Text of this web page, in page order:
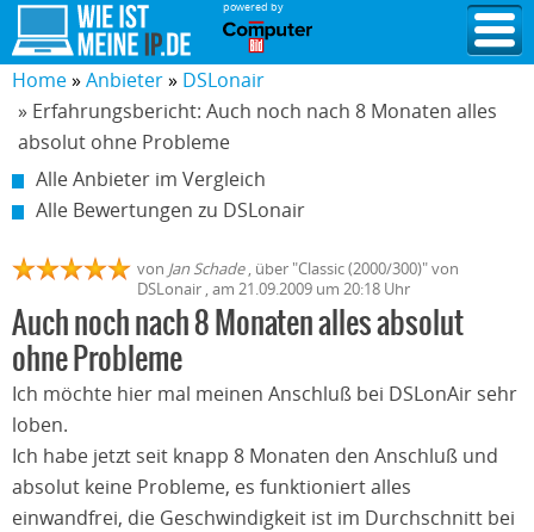
powered by
Home Anbieter
DSLonair
» Erfahrungsbericht: Auch noch nach 8 Monaten alles
absolut ohne Probleme
Alle Anbieter im Vergleich
Alle Bewertungen zu DSLonair
von Jan Schade, über "Classic (2000/300)" von
DSLonair , am 21.09.2009 um 20:18 Uhr
Auch noch nach 8 Monaten alles absolut
ohne Probleme
Ich möchte hier mal meinen Anschluß bei DSLonAir sehr
loben.
Ich habe jetzt seit knapp 8 Monaten den Anschluß und
absolut keine Probleme, es funktioniert alles
einwandfrei, die Geschwindigkeit ist im Durchschnitt bei